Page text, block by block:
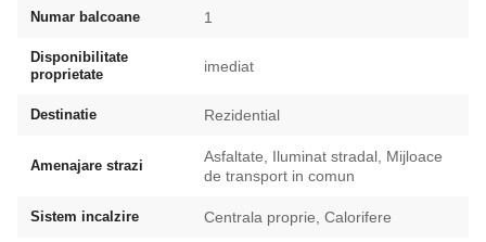
Numar balcoane 1
Disponibilitate
proprietate
imediat
Destinatie Rezidential
Amenajare strazi
Asfaltate, Iluminat stradal, Mijloace
de transport in comun
Sistem incalzire Centrala proprie, Calorifere